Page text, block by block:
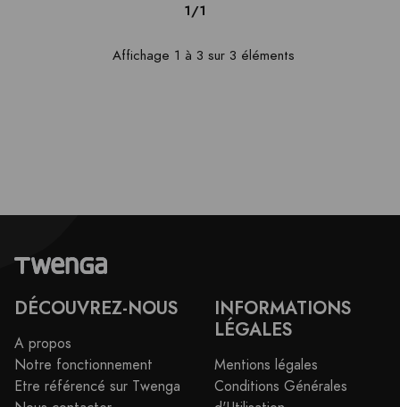
1/1
Affichage 1 à 3 sur 3 éléments
DÉCOUVREZ-NOUS
A propos
Notre fonctionnement
Etre référencé sur Twenga
INFORMATIONS
LÉGALES
Mentions légales
Conditions Générales